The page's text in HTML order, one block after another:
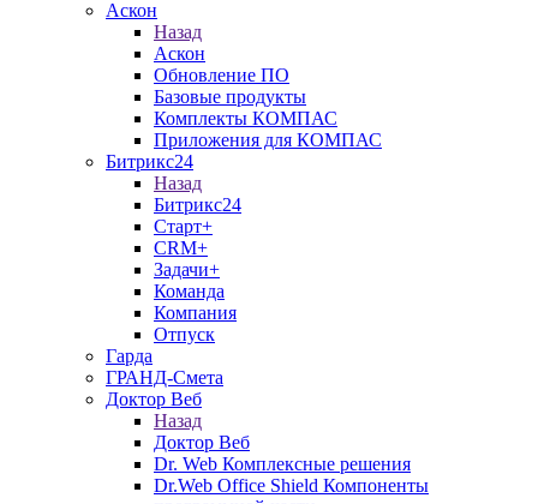
Аскон
Назад
Аскон
Обновление ПО
Базовые продукты
Комплекты КОМПАС
Приложения для КОМПАС
Битрикс24
Назад
Битрикс24
Старт+
CRM+
Задачи+
Команда
Компания
Отпуск
Гарда
ГРАНД-Смета
Доктор Веб
Назад
Доктор Веб
Dr. Web Комплексные решения
Dr.Web Office Shield Компоненты